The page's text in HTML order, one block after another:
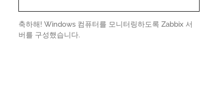
축하해! Windows 컴퓨터를 모니터링하도록 Zabbix 서
버를 구성했습니다.